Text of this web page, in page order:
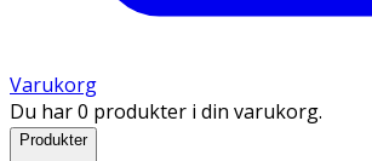
Varukorg
Du har 0 produkter i din varukorg.
Produkter